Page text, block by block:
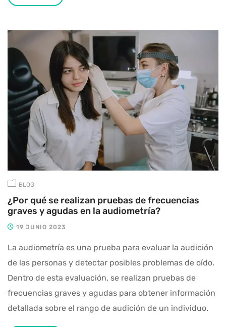
BLOG
¿Por qué se realizan pruebas de frecuencias
graves y agudas en la audiometría?
19 JUNIO 2023
La audiometría es una prueba para evaluar la audición
de las personas y detectar posibles problemas de oído.
Dentro de esta evaluación, se realizan pruebas de
frecuencias graves y agudas para obtener información
detallada sobre el rango de audición de un individuo.